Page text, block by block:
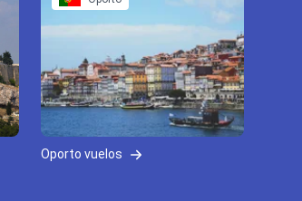
Oporto vuelos